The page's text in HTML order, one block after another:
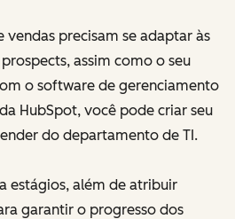
vendas precisam se adaptar às
assim como o seu
o software de gerenciamento
HubSpot, você pode criar seu
do departamento de TI.
estágios, além de atribuir
garantir o progresso dos